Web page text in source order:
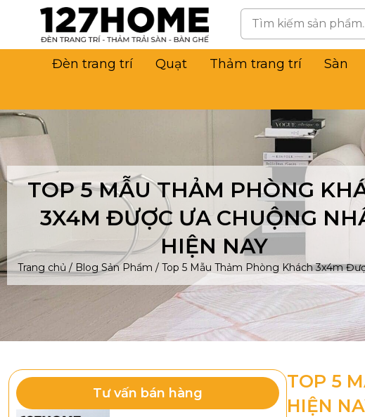
Đèn trang trí Quạt Thảm trang trí Sàn
TOP 5 MẪU THẢM PHÒNG
3X4M ĐƯỢC ƯA CHUỘNG
HIỆN NAY
Trang chủ / Blog Sản Phẩm / Top 5 Mẫu Thảm Phòng Khách 3x4m
Tư vấn bán hàng
TOP 5
HIỆN